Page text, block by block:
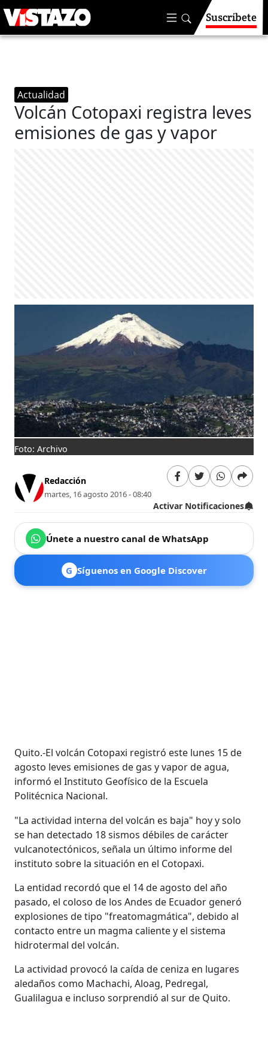
Suscríbete
Actualidad
Volcán Cotopaxi registra leves
emisiones de gas y vapor
Foto: Archivo
Redacción
martes, 16 agosto 2016 - 08:40
Activar Notificaciones
Únete a nuestro canal de WhatsApp
G Síguenos en Google Discover
Quito.-El volcán Cotopaxi registró este lunes 15 de
agosto leves emisiones de gas y vapor de agua,
informó el Instituto Geofísico de la Escuela
Politécnica Nacional.
"La actividad interna del volcán es baja" hoy y solo
se han detectado 18 sismos débiles de carácter
vulcanotectónicos, señala un último informe del
instituto sobre la situación en el Cotopaxi.
La entidad recordó que el 14 de agosto del año
pasado, el coloso de los Andes de Ecuador generó
explosiones de tipo "freatomagmática", debido al
contacto entre un magma caliente y el sistema
hidrotermal del volcán.
La actividad provocó la caída de ceniza en lugares
aledaños como Machachi, Aloag, Pedregal,
Gualilagua e incluso sorprendió al sur de Quito.